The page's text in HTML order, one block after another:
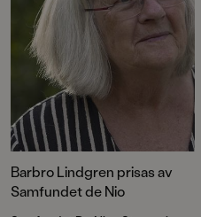
Barbro Lindgren prisas av
Samfundet de Nio